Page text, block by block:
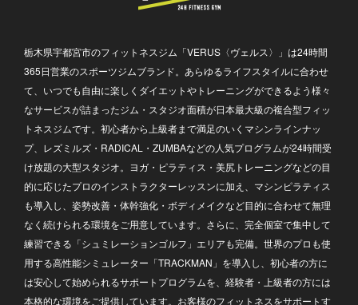
栃木県宇都宮市のフィットネスジム「VERUS〈ヴェルス〉」は24時間
365日営業のスポーツジムブランド。あらゆるライフスタイルに合わせ
て、いつでも自由に楽しくダイエットやトレーニングができるよう様々
なサービスが詰まったジム・スタジオ面積が日本最大級の複合型フィッ
トネスジムです。初心者から上級者まで満足のいくマシンラインナッ
プ、レズミルズ・RADICAL・ZUMBAなどの人気プログラムが24時間受
け放題の大型スタジオ。ヨガ・ピラティス・美尻トレーニングなどの目
的に応じたプロのインストラクターレッスンに加え、マシンピラティス
も導入し、姿勢改善・体幹強化・ボディメイクなど目的に合わせて無理
なく続けられる環境をご用意しています。さらに、完全個室で集中して
練習できる「シュミレーションゴルフ」エリアも完備。世界のプロも使
用する高性能シミュレーター「TRACKMAN」を導入し、初心者の方に
は安心して始められるサポートプログラムを、経験者・上級者の方には
本格的な環境をご提供しています。お客様のフィットネスをサポートす